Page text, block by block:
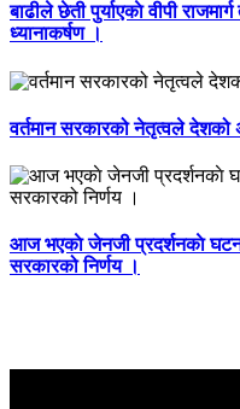
बाढीले छेती पुर्याएकाे वीपी
ध्यानाकर्षण ।
वर्तमान सरकारको नेतृत्वले
आज भएकाे जेनजी प्रदर्शनकाे
सरकारको निर्णय ।